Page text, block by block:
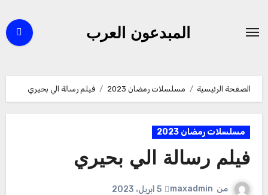
المبدعون العرب
الصفحة الرئيسية مسلسلات رمضان 2023 فيلم رسالة الي بحيري
مسلسلات رمضان 2023
فيلم رسالة الي بحيري
من maxadmin
5 أبريل، 2023